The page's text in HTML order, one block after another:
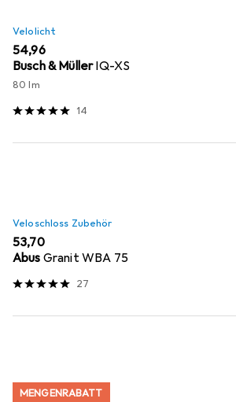
Velolicht
EUR
54,96
Busch & MüllerIQ-XS
80 lm
14
Veloschloss Zubehör
EUR
53,70
Abus Granit WBA 75
27
MENGENRABATT